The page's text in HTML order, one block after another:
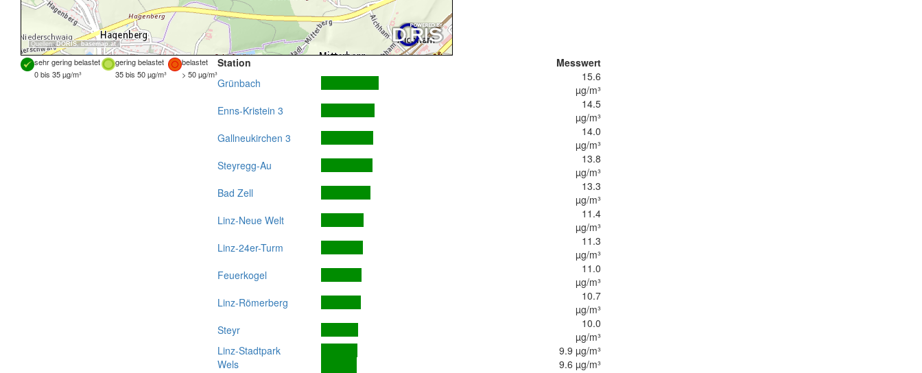
Quellen: DORIS,basemap.at
sehr gering belastet gering belastet
belastet
0 bis 35 µg/m³
35 bis 50 µg/m³ > 50 µg/m³
Station
Messwert
Grünbach
15.6
µg/m³
Enns-Kristein 3
14.5
µg/m³
Gallneukirchen 3
14.0
µg/m³
Steyregg-Au
13.8
µg/m³
Bad Zell
13.3
µg/m³
Linz-Neue Welt
11.4
µg/m³
Linz-24er-Turm
11.3
µg/m³
Feuerkogel
11.0
µg/m³
Linz-Römerberg
10.7
µg/m³
Steyr
10.0
µg/m³
Linz-Stadtpark
9.9 µg/m³
Wels
9.6 µg/m³